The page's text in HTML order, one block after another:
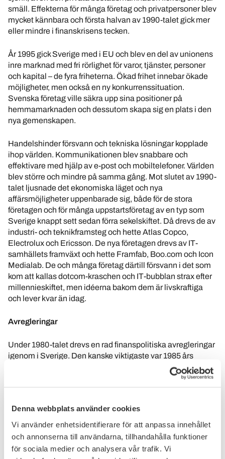
Denna webbplats använder cookies
Vi använder enhetsidentifierare för att anpassa innehållet
och annonserna till användarna, tillhandahålla funktioner
för sociala medier och analysera vår trafik. Vi
smäll. Effekterna för många företag och privatpersoner blev
mycket kännbara och första halvan av 1990-talet gick mer
eller mindre i finanskrisens tecken.
År 1995 gick Sverige med i EU och blev en del av unionens
inre marknad med fri rörlighet för varor, tjänster, personer
och kapital – de fyra friheterna. Ökad frihet innebar ökade
möjligheter, men också en ny konkurrenssituation.
Svenska företag ville säkra upp sina positioner på
hemmamarknaden och dessutom skapa sig en plats i den
nya gemenskapen.
Handelshinder försvann och tekniska lösningar kopplade
ihop världen. Kommunikationen blev snabbare och
effektivare med hjälp av e-post och mobiltelefoner. Världen
blev större och mindre på samma gång. Mot slutet av 1990-
talet ljusnade det ekonomiska läget och nya
affärsmöjligheter uppenbarade sig, både för de stora
företagen och för många uppstartsföretag av en typ som
Sverige knappt sett sedan förra sekelskiftet. Då drevs de av
industri- och teknikframsteg och hette Atlas Copco,
Electrolux och Ericsson. De nya företagen drevs av IT-
samhällets framväxt och hette Framfab, Boo.com och Icon
Medialab. De och många företag därtill försvann i det som
kom att kallas dotcom-kraschen och IT-bubblan strax efter
millennieskiftet, men idéerna bakom dem är livskraftiga
och lever kvar än idag.
Avregleringar
Under 1980-talet drevs en rad finanspolitiska avregleringar
igenom i Sverige. Den kanske viktigaste var 1985 års
avreglering av den svenska kreditmarknaden, som
informellt kallats för Novemberrevolutionen. Frågan
avhandlades i Riksbanken och beslutet togs utan direkt
Avregleringen innebar att bankernas möjligheter att låna ut
pengar i princip blev obegränsad, och detta samtidigt som
den svenska kronans värde till skillnad från många andra
valutor hölls fast. Novemberrevolutionen är en av 1980-
talets mest uppmärksammande reformer och dess